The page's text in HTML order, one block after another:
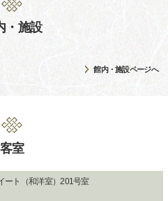
・施設
館内・施設ページへ
客室
ート（和洋室）201号室